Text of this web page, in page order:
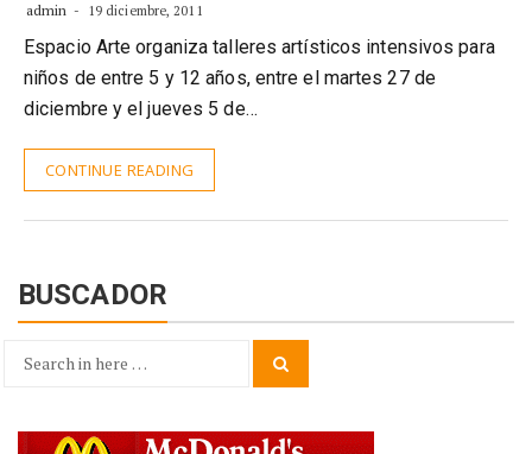
admin 19 diciembre, 2011
Espacio Arte organiza talleres artísticos intensivos para
niños de entre 5 y 12 años, entre el martes 27 de
diciembre y el jueves 5 de…
CONTINUE READING
BUSCADOR
Search